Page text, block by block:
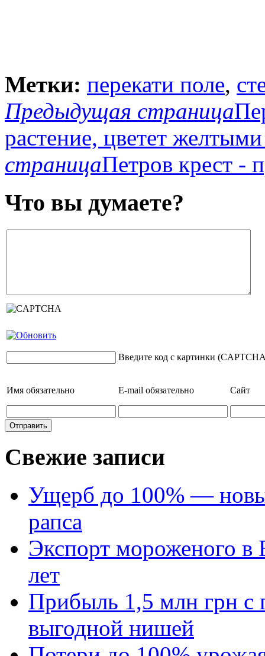
Метки: перекати поле,
Предыдущая страница
растение, цветет
страницаПетров крест -
Что вы думаете?
Введите код с картинки
Имя обязательно E-mail обязательно Сайт
Свежие записи
Ущерб до 100% —
рапса
Экспорт мороженого в
лет
Прибыль 1,5 млн грн с
выгодной нишей